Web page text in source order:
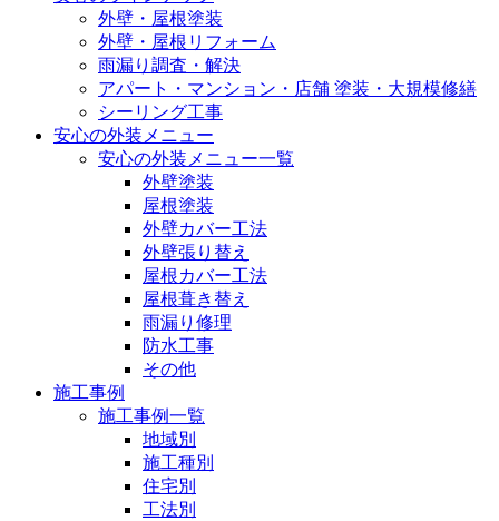
外壁・屋根塗装
外壁・屋根リフォーム
雨漏り調査・解決
アパート・マンション・店舗 塗装・大規模修繕
シーリング工事
安心の外装メニュー
安心の外装メニュー一覧
外壁塗装
屋根塗装
外壁カバー工法
外壁張り替え
屋根カバー工法
屋根葺き替え
雨漏り修理
防水工事
その他
施工事例
施工事例一覧
地域別
施工種別
住宅別
工法別